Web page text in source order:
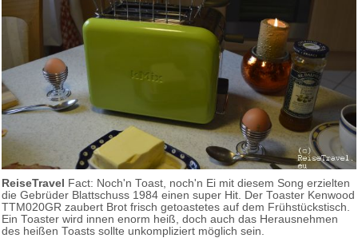
ReiseTravel Fact: Noch'n Toast, noch'n Ei mit diesem Song erzielten
die Gebrüder Blattschuss 1984 einen super Hit. Der Toaster Kenwood
TTM020GR zaubert Brot frisch getoastetes auf dem Frühstückstisch.
Ein Toaster wird innen enorm heiß, doch auch das Herausnehmen
des heißen Toasts sollte unkompliziert möglich sein.